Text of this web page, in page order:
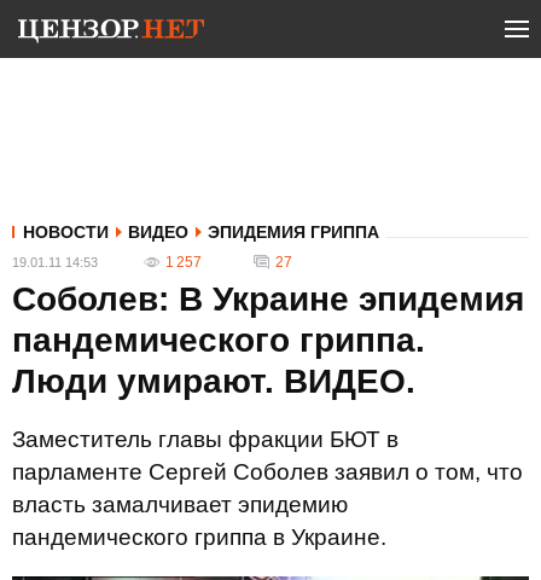
НОВОСТИ ВИДЕО ЭПИДЕМИЯ ГРИППА
19.01.11 14:53 1 257 27
Соболев: В Украине эпидемия
пандемического гриппа.
Люди умирают. ВИДЕО.
Заместитель главы фракции БЮТ в
парламенте Сергей Соболев заявил о том, что
власть замалчивает эпидемию
пандемического гриппа в Украине.